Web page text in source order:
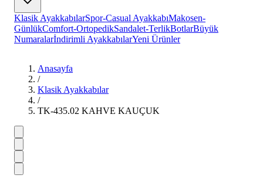
Klasik AyakkabılarSpor-Casual AyakkabıMakosen-
GünlükComfort-OrtopedikSandalet-TerlikBotlarBüyük
Numaralarİndirimli AyakkabılarYeni Ürünler
Anasayfa
/
Klasik Ayakkabılar
/
TK-435.02 KAHVE KAUÇUK